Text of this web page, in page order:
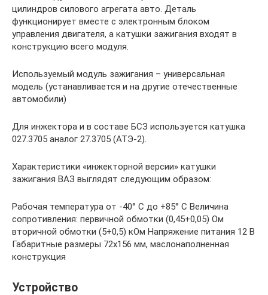
цилиндров силового агрегата авто. Деталь
функционирует вместе с электронным блоком
управления двигателя, а катушки зажигания входят в
конструкцию всего модуля.
Используемый модуль зажигания – универсальная
модель (устанавливается и на другие отечественные
автомобили)
Для инжектора и в составе БСЗ используется катушка
027.3705 аналог 27.3705 (АТЭ-2).
Характеристики «инжекторной версии» катушки
зажигания ВАЗ выглядят следующим образом:
Рабочая температура от -40° С до +85° С Величина
сопротивления: первичной обмотки (0,45+0,05) Ом
вторичной обмотки (5+0,5) кОм Напряжение питания 12 В
Габаритные размеры 72х156 мм, маслонаполненная
конструкция
Устройство